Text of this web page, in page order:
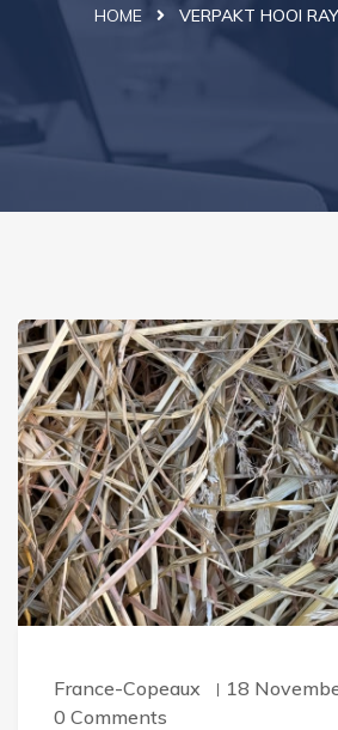
HOME VERPAKT HOOI
France-Copeaux
18
0 Comments